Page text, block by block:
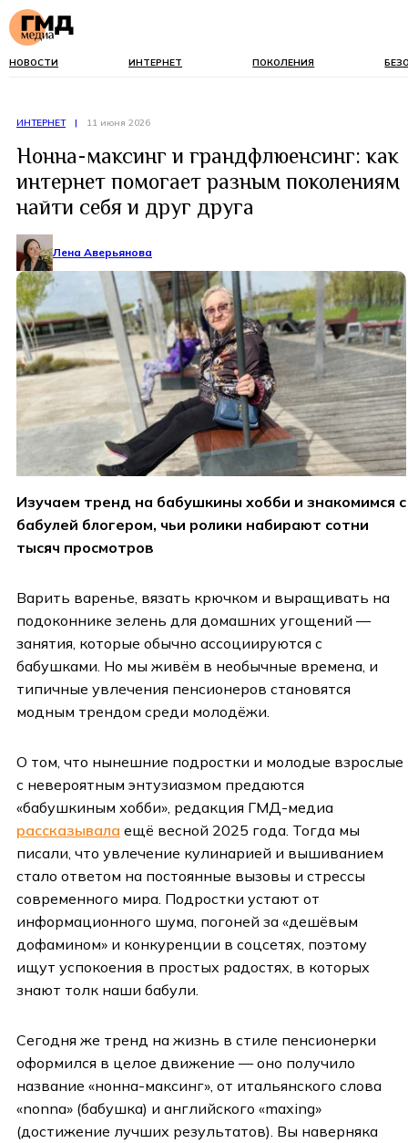
НОВОСТИ ИНТЕРНЕТ ПОКОЛЕНИЯ
ИНТЕРНЕТ | 11 июня 2026
Нонна-максинг и грандфлюенсинг: как
интернет помогает разным поколениям
найти себя и друг друга
Лена Аверьянова
Изучаем тренд на бабушкины хобби и знакомимся с
бабулей блогером, чьи ролики набирают сотни
тысяч просмотров
Варить варенье, вязать крючком и выращивать на
подоконнике зелень для домашних угощений —
занятия, которые обычно ассоциируются с
бабушками. Но мы живём в необычные времена, и
типичные увлечения пенсионеров становятся
модным трендом среди молодёжи.
О том, что нынешние подростки и молодые взрослые
с невероятным энтузиазмом предаются
«бабушкиным хобби», редакция ГМД-медиа
рассказывала ещё весной 2025 года. Тогда мы
писали, что увлечение кулинарией и вышиванием
стало ответом на постоянные вызовы и стрессы
современного мира. Подростки устают от
информационного шума, погоней за «дешёвым
дофамином» и конкуренции в соцсетях, поэтому
ищут успокоения в простых радостях, в которых
знают толк наши бабули.
Сегодня же тренд на жизнь в стиле пенсионерки
оформился в целое движение — оно получило
название «нонна-максинг», от итальянского слова
«nonna» (бабушка) и английского «maxing»
(достижение лучших результатов). Вы наверняка